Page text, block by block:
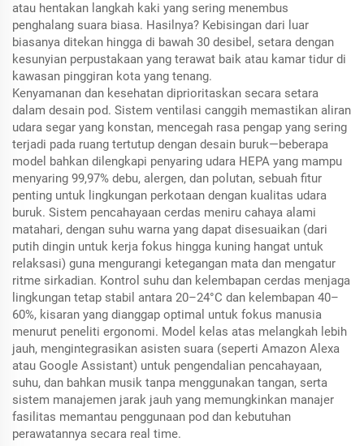
atau hentakan langkah kaki yang sering menembus
penghalang suara biasa. Hasilnya? Kebisingan dari luar
biasanya ditekan hingga di bawah 30 desibel, setara dengan
kesunyian perpustakaan yang terawat baik atau kamar tidur di
kawasan pinggiran kota yang tenang.
Kenyamanan dan kesehatan diprioritaskan secara setara
dalam desain pod. Sistem ventilasi canggih memastikan aliran
udara segar yang konstan, mencegah rasa pengap yang sering
terjadi pada ruang tertutup dengan desain buruk—beberapa
model bahkan dilengkapi penyaring udara HEPA yang mampu
menyaring 99,97% debu, alergen, dan polutan, sebuah fitur
penting untuk lingkungan perkotaan dengan kualitas udara
buruk. Sistem pencahayaan cerdas meniru cahaya alami
matahari, dengan suhu warna yang dapat disesuaikan (dari
putih dingin untuk kerja fokus hingga kuning hangat untuk
relaksasi) guna mengurangi ketegangan mata dan mengatur
ritme sirkadian. Kontrol suhu dan kelembapan cerdas menjaga
lingkungan tetap stabil antara 20–24°C dan kelembapan 40–
60%, kisaran yang dianggap optimal untuk fokus manusia
menurut peneliti ergonomi. Model kelas atas melangkah lebih
jauh, mengintegrasikan asisten suara (seperti Amazon Alexa
atau Google Assistant) untuk pengendalian pencahayaan,
suhu, dan bahkan musik tanpa menggunakan tangan, serta
sistem manajemen jarak jauh yang memungkinkan manajer
fasilitas memantau penggunaan pod dan kebutuhan
perawatannya secara real time.